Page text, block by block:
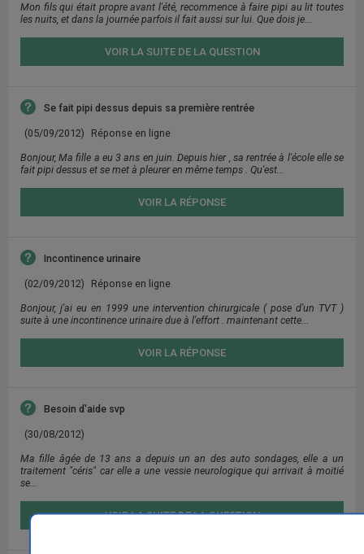
Mon fils qui était propre avant l'été, recommence à faire pipi au lit toutes
les nuits, et dans la journée parfois il fait aussi sur lui. Que dois je...
VOIR LA SUITE DE LA QUESTION
Se fait pipi dessus depuis sa première rentrée
(05/09/2012)
Réponse en ligne
Bonjour, Ma fille a eu 3 ans en juin. Depuis hier , sa rentrée à l'école elle se
fait pipi dessus et se met à pleurer en même temps . Qu'est...
VOIR LA RÉPONSE
Incontinence urinaire
(02/09/2012)
Réponse en ligne
Bonjour, j'ai eu en 1999 une intervention chirurgicale ( pose d'un TVT )
suite à une incontinence urinaire due à l'effort . maintenant cette...
VOIR LA RÉPONSE
Besoin d'aide svp
(30/08/2012)
Ma fille âgée de 13 ans a depuis un an des auto sondages, elle a un
traitement "céris" car elle a une vessie neurologique qui arrivait à moitié
se...
VOIR LA SUITE DE LA QUESTION